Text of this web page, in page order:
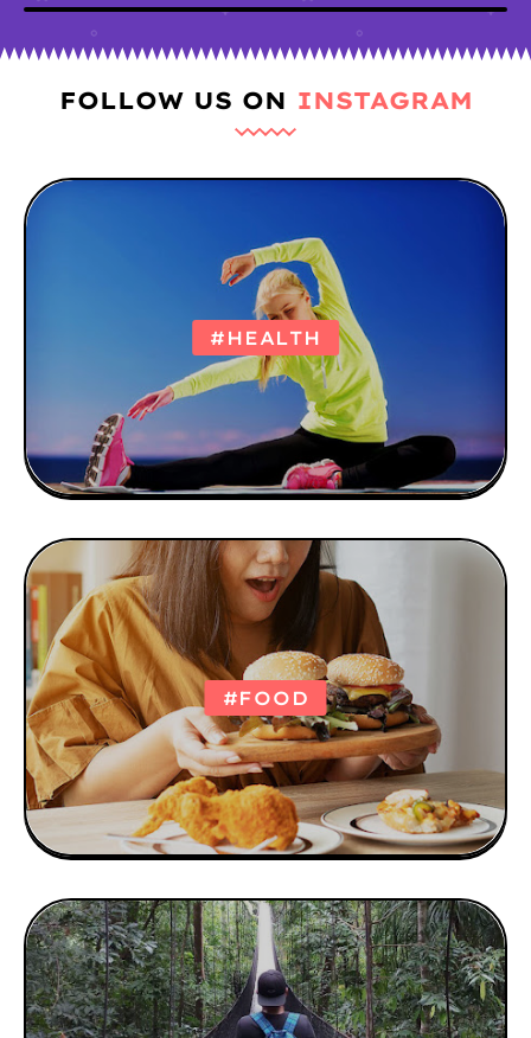
FOLLOW US ON INSTAGRAM
#HEALTH
#FOOD